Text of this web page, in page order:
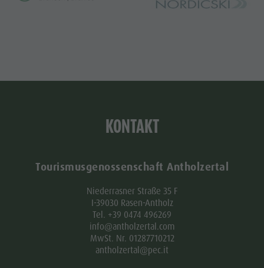
KONTAKT
Tourismusgenossenschaft Antholzertal
Niederrasner Straße 35 F
I-39030 Rasen-Antholz
Tel. +39 0474 496269
info@antholzertal.com
MwSt. Nr. 01287710212
antholzertal@pec.it